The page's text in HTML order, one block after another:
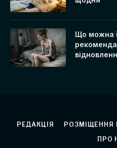
Що можна
РЕДАКЦІЯ РОЗМІЩЕННЯ
ПРО